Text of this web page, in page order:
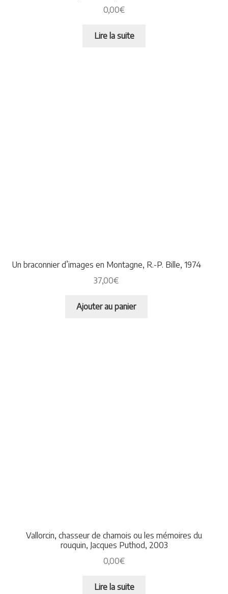
0,00€
Lire la suite
Un braconnier d’images en Montagne, R.-P. Bille, 1974
37,00€
Ajouter au panier
Vallorcin, chasseur de chamois ou les mémoires du
rouquin, Jacques Puthod, 2003
0,00€
Lire la suite